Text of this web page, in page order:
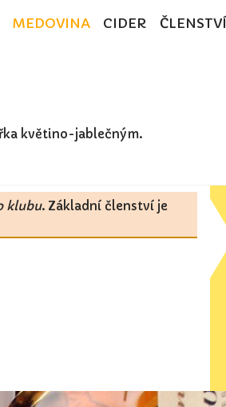
MEDOVINA CIDER ČLENSTVÍ
květino-jablečným.
klubu. Základní členství je